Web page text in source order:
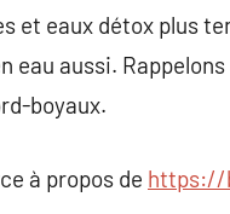
et eaux détox plus
eau aussi.
boyaux.
à propos de https://